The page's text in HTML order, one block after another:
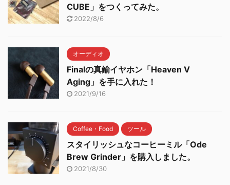
CUBE」をつくってみた。
2022/8/6
オーディオ
Finalの真鍮イヤホン「Heaven V
Aging」を手に入れた！
2021/9/16
Coffee・Food ツール
スタイリッシュなコーヒーミル「Ode
Brew Grinder」を購入しました。
2021/8/30